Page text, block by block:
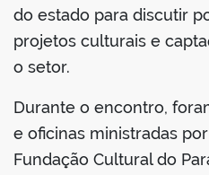
do estado para discutir
projetos culturais e
o setor.
Durante o encontro,
e oficinas ministradas
Fundação Cultural do